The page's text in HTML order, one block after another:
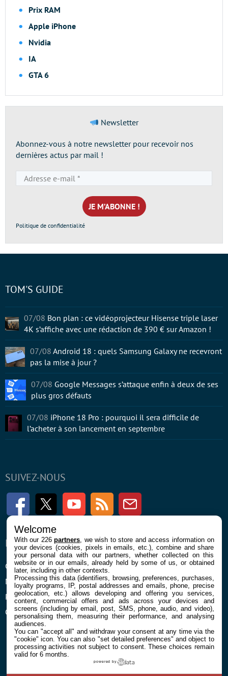
Prix RAM
Apple iPhone
Nvidia
IA
GTA 6
Newsletter
Abonnez-vous à notre newsletter pour recevoir nos
dernières actus par mail !
e-
mail
*
Politique de confidentialité
SUIVEZ-NOUS
FacebookTwitter Youtube RSS Newsletter
ENTREPRISE
Confidentialité et Cookies
Mentions légales et CGU
Préférences Cookies
Qui sommes nous
À PROPOS
Contact
TOM'S GUIDE
07/08 Bon plan : ce vidéoprojecteur Hisense triple laser
4K s’affiche avec une rédaction de 390 € sur Amazon !
07/08 Android 18 : quels Samsung Galaxy ne recevront
pas la mise à jour ?
07/08 Google Messages s’attaque enfin à deux de ses
plus gros défauts
07/08 iPhone 18 Pro : pourquoi il sera difficile de
l’acheter à son lancement en septembre
Welcome
With our 226partners , we wish to store and access information on
your devices (cookies, pixels in emails, etc.), combine and share
your personal data with our partners, whether collected on this
website or in our emails, already held by some of us, or obtained
later, including in other contexts.
Processing this data (identifiers, browsing, preferences, purchases,
loyalty programs, IP, postal addresses and emails, phone, precise
geolocation, etc.) allows developing and offering you services,
content, commercial offers and ads across your devices and
screens (including by email, post, SMS, phone, audio, and video),
personalising them, measuring their performance, and analysing
audiences.
You can "accept all" and withdraw your consent at any time via the
"cookie" icon. You can also "set detailed preferences" and object to
processing activities not subject to consent. These choices remain
valid for 6 months.
powered by